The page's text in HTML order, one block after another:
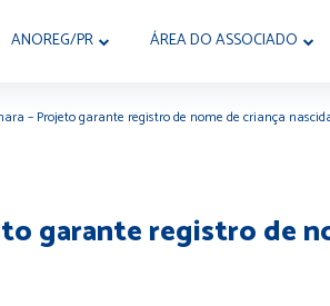
ANOREG/PR ÁREA DO ASSOCIADO
– Projeto garante registro de nome de criança
garante registro de